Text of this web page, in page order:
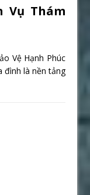
Vụ Thám
Vệ Hạnh Phúc
đình là nền tảng